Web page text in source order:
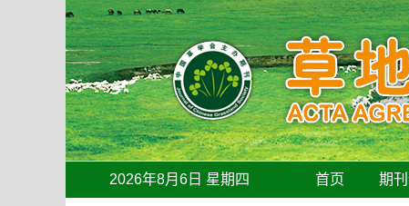
2026年8月6日 星期四 首页 期